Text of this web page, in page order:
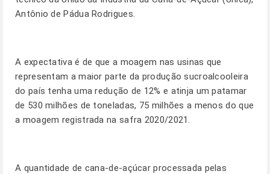
Antônio de Pádua Rodrigues.
A expectativa é de que a moagem nas usinas que
representam a maior parte da produção sucroalcooleira
do país tenha uma redução de 12% e atinja um patamar
de 530 milhões de toneladas, 75 milhões a menos do que
a moagem registrada na safra 2020/2021.
A quantidade de cana-de-açúcar processada pelas